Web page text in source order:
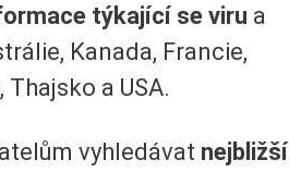
týkající se viru a
Kanada, Francie,
a USA.
vyhledávat nejbližší